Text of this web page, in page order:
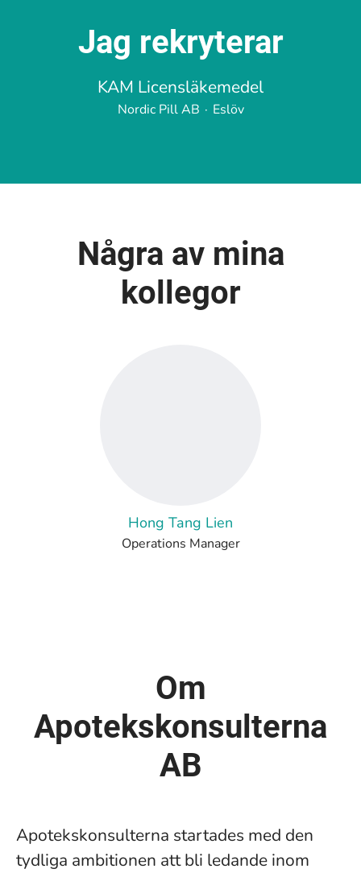
Jag rekryterar
KAM Licensläkemedel
Nordic Pill AB · Eslöv
Några av mina
kollegor
Hong Tang Lien
Operations Manager
Om
Apotekskonsulterna
AB
Apotekskonsulterna startades med den
tydliga ambitionen att bli ledande inom